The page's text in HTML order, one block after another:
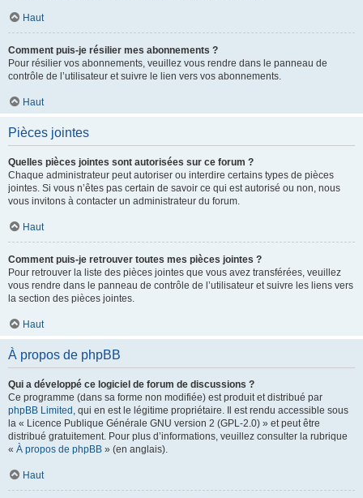
Haut
Comment puis-je résilier mes abonnements ?
Pour résilier vos abonnements, veuillez vous rendre dans le panneau de
contrôle de l’utilisateur et suivre le lien vers vos abonnements.
Haut
Pièces jointes
Quelles pièces jointes sont autorisées sur ce forum ?
Chaque administrateur peut autoriser ou interdire certains types de pièces
jointes. Si vous n’êtes pas certain de savoir ce qui est autorisé ou non, nous
vous invitons à contacter un administrateur du forum.
Haut
Comment puis-je retrouver toutes mes pièces jointes ?
Pour retrouver la liste des pièces jointes que vous avez transférées, veuillez
vous rendre dans le panneau de contrôle de l’utilisateur et suivre les liens vers
la section des pièces jointes.
Haut
À propos de phpBB
Qui a développé ce logiciel de forum de discussions ?
Ce programme (dans sa forme non modifiée) est produit et distribué par
phpBB Limited , qui en est le légitime propriétaire. Il est rendu accessible sous
la « Licence Publique Générale GNU version 2 (GPL-2.0) » et peut être
distribué gratuitement. Pour plus d’informations, veuillez consulter la rubrique
« À propos de phpBB » (en anglais).
Haut